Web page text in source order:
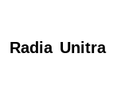
Radia Unitra